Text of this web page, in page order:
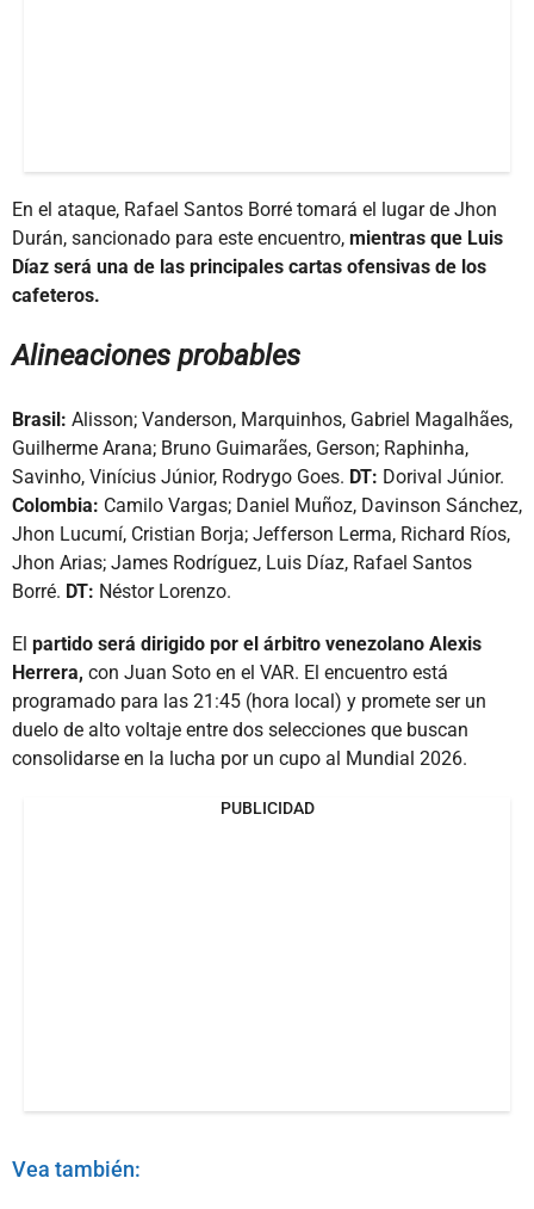
En el ataque, Rafael Santos Borré tomará el lugar de Jhon
Durán, sancionado para este encuentro, mientras que Luis
Díaz será una de las principales cartas ofensivas de los
cafeteros.
Alineaciones probables
Brasil: Alisson; Vanderson, Marquinhos, Gabriel Magalhães,
Guilherme Arana; Bruno Guimarães, Gerson; Raphinha,
Savinho, Vinícius Júnior, Rodrygo Goes. DT: Dorival Júnior.
Colombia: Camilo Vargas; Daniel Muñoz, Davinson Sánchez,
Jhon Lucumí, Cristian Borja; Jefferson Lerma, Richard Ríos,
Jhon Arias; James Rodríguez, Luis Díaz, Rafael Santos
Borré. DT: Néstor Lorenzo.
El partido será dirigido por el árbitro venezolano Alexis
Herrera, con Juan Soto en el VAR. El encuentro está
programado para las 21:45 (hora local) y promete ser un
duelo de alto voltaje entre dos selecciones que buscan
consolidarse en la lucha por un cupo al Mundial 2026.
PUBLICIDAD
Vea también: